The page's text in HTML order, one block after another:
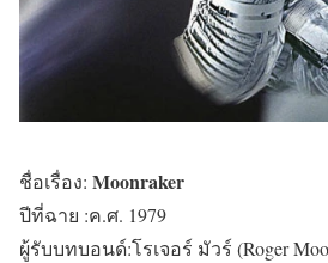
ชื่อเรื่อง: Moonraker
ปีที่ฉาย :ค.ศ. 1979
ผู้รับบทบอนด์:โรเจอร์ มัวร์ (Roger